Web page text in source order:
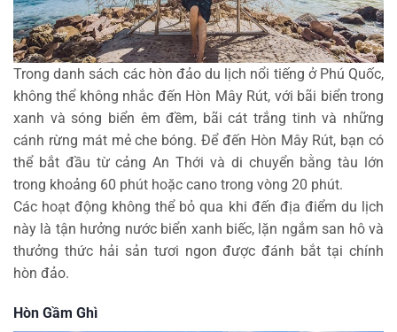
Trong danh sách các hòn đảo du lịch nổi tiếng ở Phú Quốc,
không thể không nhắc đến Hòn Mây Rút, với bãi biển trong
xanh và sóng biển êm đềm, bãi cát trắng tinh và những
cánh rừng mát mẻ che bóng. Để đến Hòn Mây Rút, bạn có
thể bắt đầu từ cảng An Thới và di chuyển bằng tàu lớn
trong khoảng 60 phút hoặc cano trong vòng 20 phút.
Các hoạt động không thể bỏ qua khi đến địa điểm du lịch
này là tận hưởng nước biển xanh biếc, lặn ngắm san hô và
thưởng thức hải sản tươi ngon được đánh bắt tại chính
hòn đảo.
Hòn Gầm Ghì